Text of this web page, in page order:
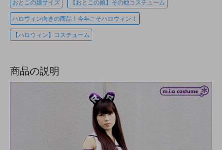
おとこの娘サイズ 【おとこの娘】その他コスチューム
ハロウィン向きの商品！今年こそハロウィン！
【ハロウィン】コスチューム
商品の説明